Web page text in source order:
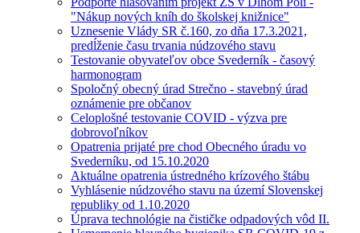
"Nákup nových kníh do školskej knižnice"
Uznesenie Vlády SR č.160, zo dňa 17.3.2021,
predĺženie času trvania núdzového stavu
Testovanie obyvateľov obce Svederník - časový
harmonogram
Spoločný obecný úrad Strečno - stavebný úrad
oznámenie pre občanov
Celoplošné testovanie COVID - výzva pre
dobrovoľníkov
Opatrenia prijaté pre chod Obecného úradu vo
Svederníku, od 15.10.2020
Aktuálne opatrenia ústredného krízového štábu
Vyhlásenie núdzového stavu na území Slovenskej
republiky od 1.10.2020
Úprava technológie na čističke odpadových vôd II.